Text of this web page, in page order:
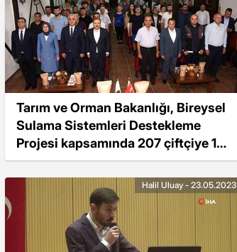
Tarım ve Orman Bakanlığı, Bireysel
Sulama Sistemleri Destekleme
Projesi kapsamında 207 çiftçiye 10
milyon TL hibe sağlayacak
Halil Uluay - 23.05.2023